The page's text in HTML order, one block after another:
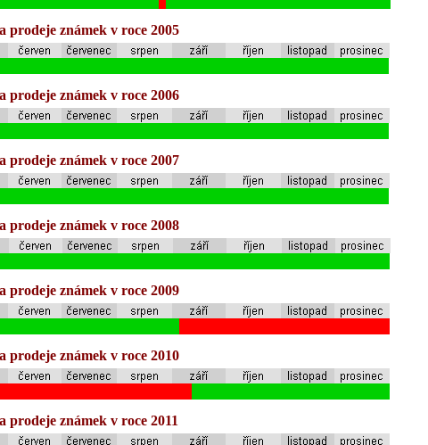
prodeje známek v roce 2005
prodeje známek v roce 2006
prodeje známek v roce 2007
prodeje známek v roce 2008
prodeje známek v roce 2009
prodeje známek v roce 2010
prodeje známek v roce 2011